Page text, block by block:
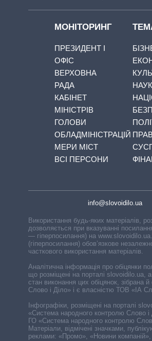
МОНІТОРИНГ
ПРЕЗИДЕНТ І
ОФІС
ВЕРХОВНА
РАДА
КАБІНЕТ
МІНІСТРІВ
ГОЛОВИ
ОБЛАДМІНІСТРАЦІЙ
МЕРИ МІСТ
ВСІ ПЕРСОНИ
info@slovoidilo.ua
Використання будь-яких матеріалів,
дозволяється при вказуванні
— гіперпосилання) на
(гіперпосилання) обов’язкове
часткового використання матеріалів.
Аналітична інформація про обіцянки
що розміщені на порталі slovoidilo.ua, а
стан виконання цих обіцянок, зібрана
Слово і Діло» і є власністю ТОВ «ІА
Інфографіки, розміщені на порталі
«Система народного контролю Слово і
ГО «Система народного контролю
Матеріали, відмічені значками,
реклами: «Промо», «Новини компаній»,